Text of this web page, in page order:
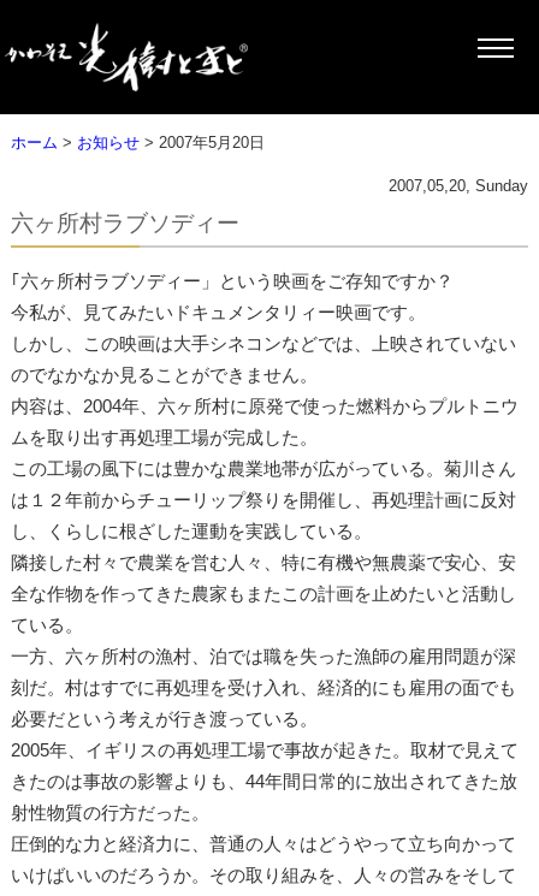
ホーム > お知らせ> 2007年5月20日
2007,05,20, Sunday
六ヶ所村ラブソディー
｢六ヶ所村ラブソディー」という映画をご存知ですか？
今私が、見てみたいドキュメンタリィー映画です。
しかし、この映画は大手シネコンなどでは、上映されていない
のでなかなか見ることができません。
内容は、2004年、六ヶ所村に原発で使った燃料からプルトニウ
ムを取り出す再処理工場が完成した。
この工場の風下には豊かな農業地帯が広がっている。菊川さん
は１２年前からチューリップ祭りを開催し、再処理計画に反対
し、くらしに根ざした運動を実践している。
隣接した村々で農業を営む人々、特に有機や無農薬で安心、安
全な作物を作ってきた農家もまたこの計画を止めたいと活動し
ている。
一方、六ヶ所村の漁村、泊では職を失った漁師の雇用問題が深
刻だ。村はすでに再処理を受け入れ、経済的にも雇用の面でも
必要だという考えが行き渡っている。
2005年、イギリスの再処理工場で事故が起きた。取材で見えて
きたのは事故の影響よりも、44年間日常的に放出されてきた放
射性物質の行方だった。
圧倒的な力と経済力に、普通の人々はどうやって立ち向かって
いけばいいのだろうか。その取り組みを、人々の営みをそして